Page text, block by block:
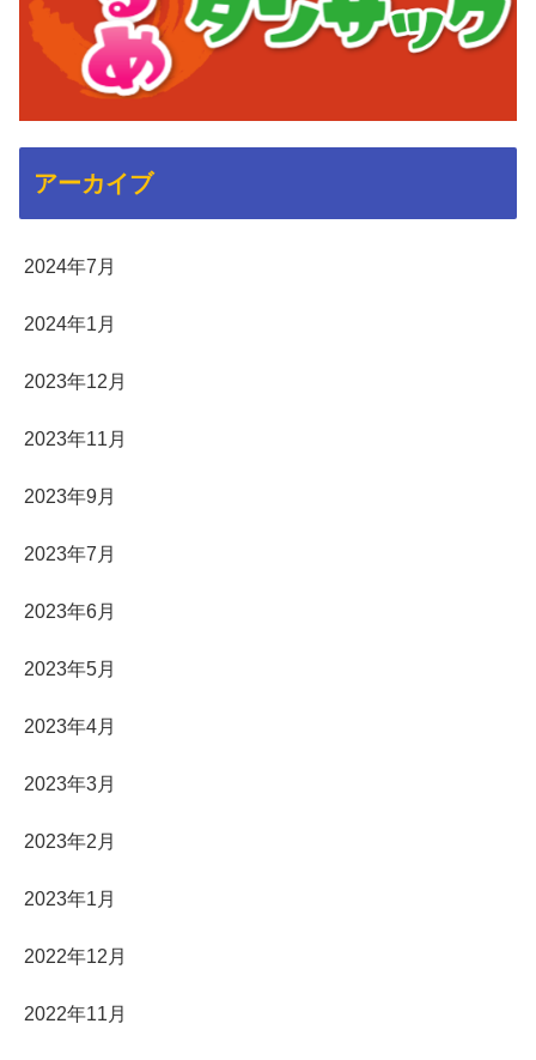
アーカイブ
2024年7月
2024年1月
2023年12月
2023年11月
2023年9月
2023年7月
2023年6月
2023年5月
2023年4月
2023年3月
2023年2月
2023年1月
2022年12月
2022年11月